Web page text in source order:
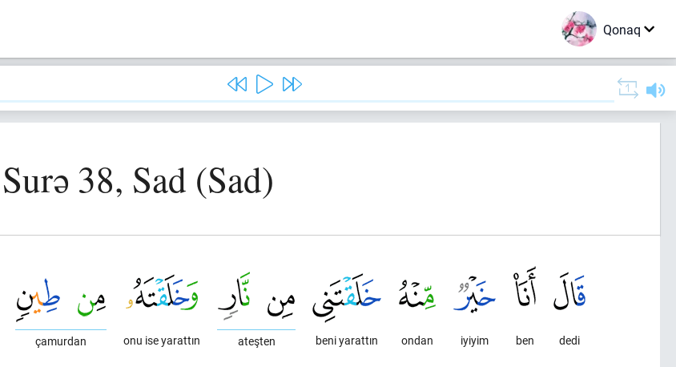
Qonaq
Surə 38, Sad (Sad)
dedi
ben
iyiyim
ondan
beni yarattın
ateşten
onu ise yarattın
çamurdan